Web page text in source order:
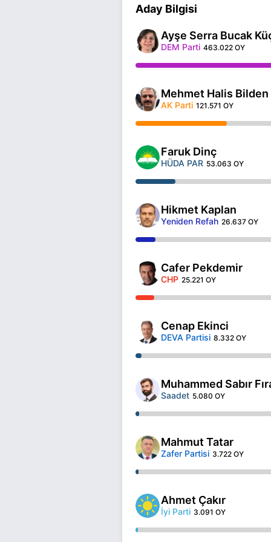
Aday Bilgisi
Ayşe Serra Bucak
DEM Parti 463.022 OY
Mehmet Halis Bilden
AK Parti 121.571 OY
Faruk Dinç
HÜDA PAR 53.063 OY
Hikmet Kaplan
Yeniden Refah 26.637 OY
Cafer Pekdemir
CHP 25.221 OY
Cenap Ekinci
DEVA Partisi 8.332 OY
Muhammed Sabır
Saadet 5.080 OY
Mahmut Tatar
Zafer Partisi 3.722 OY
Ahmet Çakır
İyi Parti 3.091 OY